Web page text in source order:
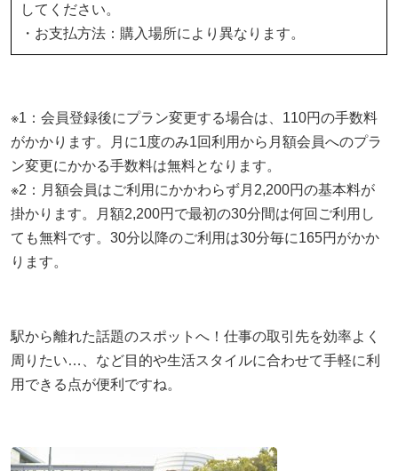
してください。
・お支払方法：購入場所により異なります。
※1：会員登録後にプラン変更する場合は、110円の手数料
がかかります。月に1度のみ1回利用から月額会員へのプラ
ン変更にかかる手数料は無料となります。
※2：月額会員はご利用にかかわらず月2,200円の基本料が
掛かります。月額2,200円で最初の30分間は何回ご利用し
ても無料です。30分以降のご利用は30分毎に165円がかか
ります。
駅から離れた話題のスポットへ！仕事の取引先を効率よく
周りたい…、など目的や生活スタイルに合わせて手軽に利
用できる点が便利ですね。